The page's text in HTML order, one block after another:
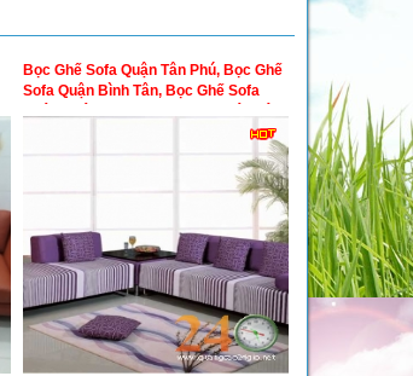
Bọc Ghế Sofa Quận Tân Phú, Bọc Ghế
Sofa Quận Bình Tân, Bọc Ghế Sofa